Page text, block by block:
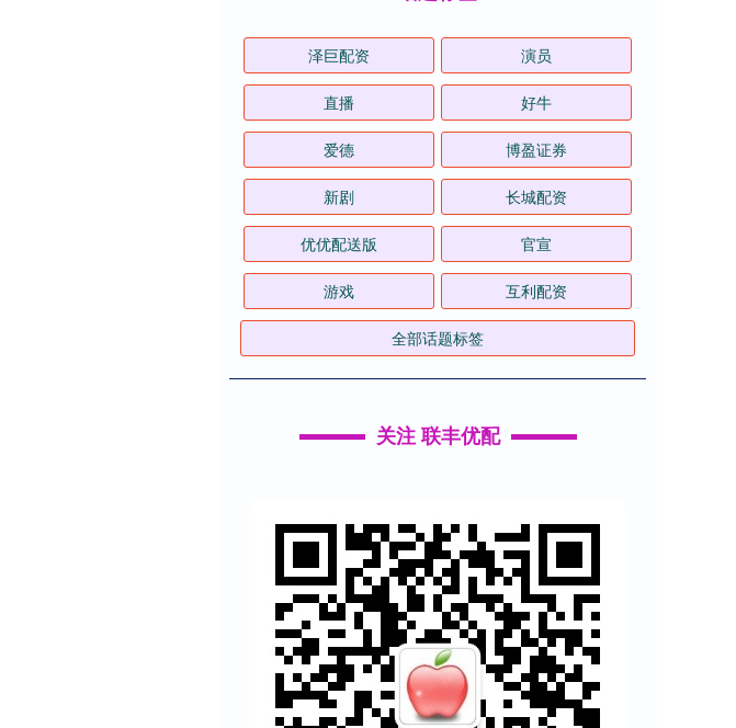
泽巨配资 演员
直播 好牛
爱德 博盈证券
新剧 长城配资
优优配送版 官宣
游戏 互利配资
全部话题标签
关注 联丰优配